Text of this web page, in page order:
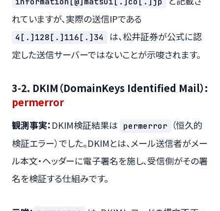
れていますが、実際の送信IPである
4[.]128[.]116[.]34
は、松井証券が公式に認
定した送信サーバーではないことが示唆されます。
3-2. DKIM（DomainKeys Identified Mail）:
permerror
観測事実：DKIM検証結果は permerror （恒久的
検証エラー）でした。DKIMとは、メール送信者がメー
ル本文・ヘッダーに電子署名を施し、受信側がその署
名を検証する仕組みです。